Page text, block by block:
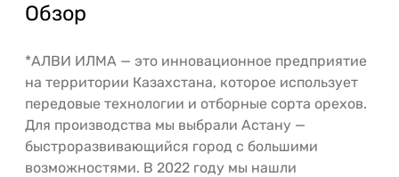
Обзор
*АЛВИ ИЛМА — это инновационное предприятие
на территории Казахстана, которое использует
передовые технологии и отборные сорта орехов.
Для производства мы выбрали Астану —
быстроразвивающийся город с большими
возможностями. В 2022 году мы нашли